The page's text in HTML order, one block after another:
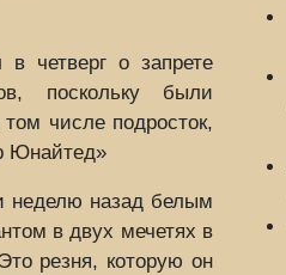
четверг о запрете
поскольку были
числе подросток,
Юнайтед»
неделю назад белым
в двух мечетях в
резня, которую он